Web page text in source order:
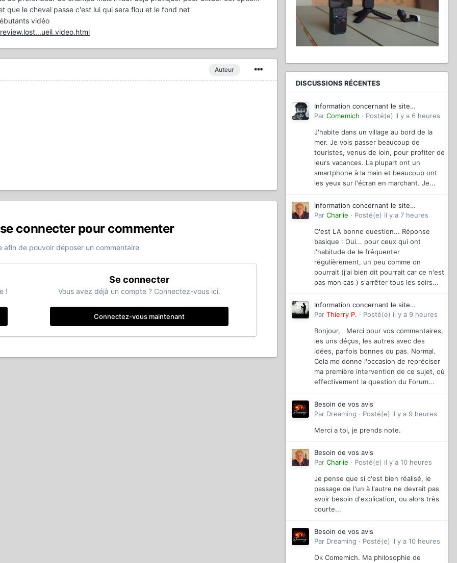
que le cheval passe c'est lui qui sera flou et le fond net
vidéo
Auteur
connecter pour commenter
afin de pouvoir déposer un commentaire
!
Se connecter
Vous avez déjà un compte ? Connectez-vous ici.
Connectez-vous maintenant
DISCUSSIONS RÉCENTES
Information concernant le site
magazinevideo
Par Comemich · Posté(e) il y a 6 heures
J'habite dans un village au bord de la
mer. Je vois passer beaucoup de
touristes, venus de loin, pour profiter de
leurs vacances. La plupart ont un
smartphone à la main et beaucoup ont
les yeux sur l'écran en marchant. Je...
Information concernant le site
magazinevideo
Par Charlie · Posté(e) il y a 7 heures
C'est LA bonne question... Réponse
basique : Oui... pour ceux qui ont
l'habitude de le fréquenter
régulièrement, un peu comme on
pourrait (j'ai bien dit pourrait car ce n'est
pas mon cas ) s'arrêter tous les soirs...
Information concernant le site
magazinevideo
Par Thierry P. · Posté(e) il y a 9 heures
Bonjour, Merci pour vos commentaires,
les uns déçus, les autres avec des
idées, parfois bonnes ou pas. Normal.
Cela me donne l'occasion de repréciser
ma première intervention de ce sujet, où
effectivement la question du Forum...
Besoin de vos avis
Par Dreaming · Posté(e) il y a 9 heures
Merci a toi, je prends note.
Besoin de vos avis
Par Charlie · Posté(e) il y a 10 heures
Je pense que si c'est bien réalisé, le
passage de l'un à l'autre ne devrait pas
avoir besoin d'explication, ou alors très
courte...
Besoin de vos avis
Par Dreaming · Posté(e) il y a 10 heures
Ok Comemich. Ma philosophie de